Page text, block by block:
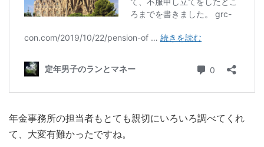
年金事務所の担当者もとても親切にいろいろ調べてくれ
て、大変有難かったですね。